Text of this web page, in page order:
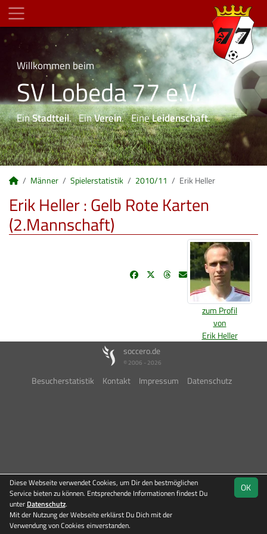
Willkommen beim
SV Lobeda 77 e.V.
EinStadtteil. EinVerein. EineLeidenschaft.
Männer Spielerstatistik 2010/11 Erik Heller
Erik Heller : Gelb Rote Karten
(2.Mannschaft)
zum Profil
von
Erik Heller
soccero.de
© 2006 - 2026
Besucherstatistik Kontakt Impressum Datenschutz
OK
Diese Webseite verwendet Cookies, um Dir den bestmöglichen
Service bieten zu können. Entsprechende Informationen findest Du
unter Datenschutz.
Mit der Nutzung der Webseite erklärst Du Dich mit der
Verwendung von Cookies einverstanden.